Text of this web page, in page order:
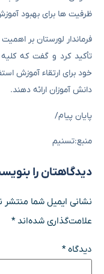
ظرفیت ها برای بهبود
فرماندار لورستان بر
تأکید کرد و گفت که
خود برای ارتقاء آموزش
دانش آموزان ارائه دهند.
پایان پیام/
منبع:تسنیم
دیدگاهتان را
نشانی ایمیل شما
علامت‌گذاری شده‌اند*
دیدگاه*